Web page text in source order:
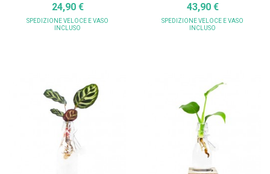
24,90 €
SPEDIZIONE VELOCE E VASO
INCLUSO
43,90 €
SPEDIZIONE VELOCE E VASO
INCLUSO